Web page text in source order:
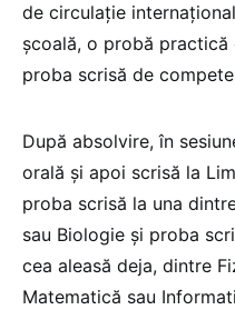
de circulație
școală, o probă
proba scrisă de
După absolvire, în
orală și apoi scrisă la
proba scrisă la una
sau Biologie și proba
cea aleasă deja, dintre
Matematică sau